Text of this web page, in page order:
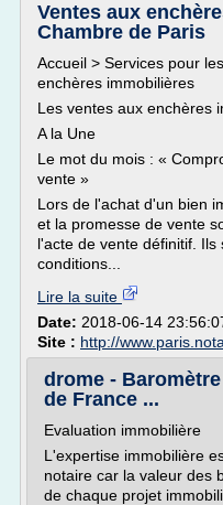
Ventes aux
Chambre de Paris
Accueil > Services pour
enchères immobilières
Les ventes aux enchères
A la Une
Le mot du mois : «
vente »
Lors de l'achat d'un bien
et la promesse de vente
l'acte de vente définitif.
conditions...
Lire la suite
Date: 2018-06-14
Site : http://
drome -
de France ...
Evaluation immobilière
L'expertise immobilière
notaire car la valeur des
de chaque projet